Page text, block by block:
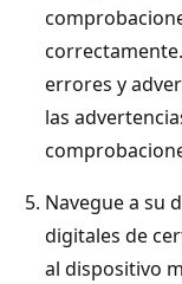
errores y
las
Navegue a su
digitales de
al dispositivo